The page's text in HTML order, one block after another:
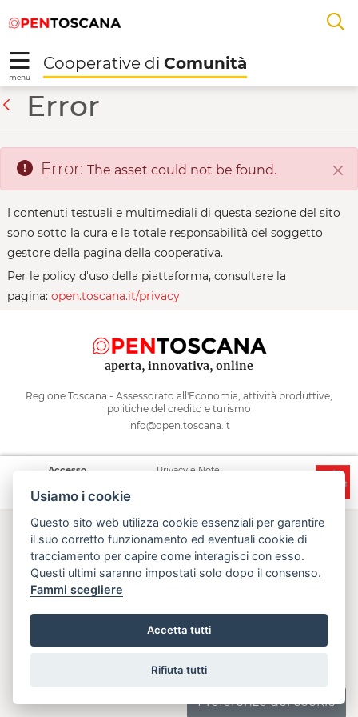
Skip to Main Content
alal
menu
Cooperative di Comunità
Biofan - Cooperative
Error
Error: The asset could not be found.
I contenuti testuali e multimediali di questa sezione del sito
sono sotto la cura e la totale responsabilità del soggetto
gestore della pagina della cooperativa.
Per le policy d'uso della piattaforma, consultare la
pagina: open.toscana.it/privacy
aperta, innovativa, online
Regione Toscana - Assessorato all'Economia, attività produttive,
politiche del credito e turismo
info@open.toscana.it
Accesso
Privacy e Note
Usiamo i cookie
Questo sito web utilizza cookie essenziali per garantire
il suo corretto funzionamento ed eventuali cookie di
tracciamento per capire come interagisci con esso.
Questi ultimi saranno impostati solo dopo il consenso.
Fammi scegliere
Accetta tutti
Rifiuta tutti
Your request failed to complete.